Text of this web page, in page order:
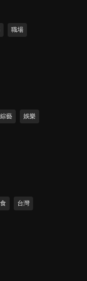
職場
綜藝 娛樂
台灣